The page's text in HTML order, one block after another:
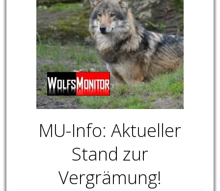
MU-Info: Aktueller
Stand zur
Vergrämung!